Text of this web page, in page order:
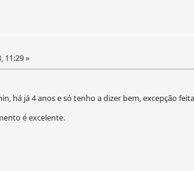
11:29 »
há já 4 anos e só tenho a dizer bem, excepção
é excelente.